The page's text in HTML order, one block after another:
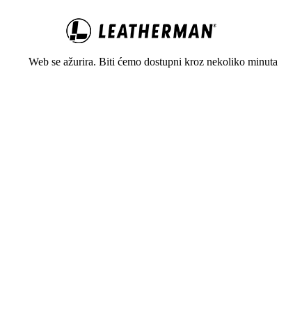
Web se ažurira. Biti ćemo dostupni kroz nekoliko minuta